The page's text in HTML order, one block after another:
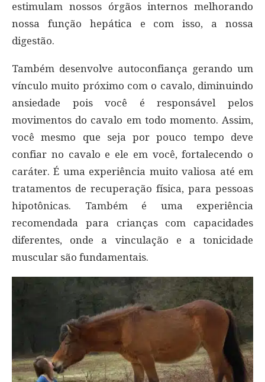
estimulam nossos órgãos internos melhorando
nossa função hepática e com isso, a nossa
digestão.
Também desenvolve autoconfiança gerando um
vínculo muito próximo com o cavalo, diminuindo
ansiedade pois você é responsável pelos
movimentos do cavalo em todo momento. Assim,
você mesmo que seja por pouco tempo deve
confiar no cavalo e ele em você, fortalecendo o
caráter. É uma experiência muito valiosa até em
tratamentos de recuperação física, para pessoas
hipotônicas. Também é uma experiência
recomendada para crianças com capacidades
diferentes, onde a vinculação e a tonicidade
muscular são fundamentais.